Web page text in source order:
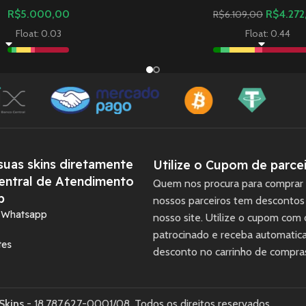
R$5.000,00
Float: 0.03
R$6.109,00 R$
Float: 0.44
skins diretamente
de Atendimento
Utilize o Cupom de
Quem nos procura para
nossos parceiros tem
nosso site. Utilize o cupom com
patrocinado e receba
desconto no carrinho de